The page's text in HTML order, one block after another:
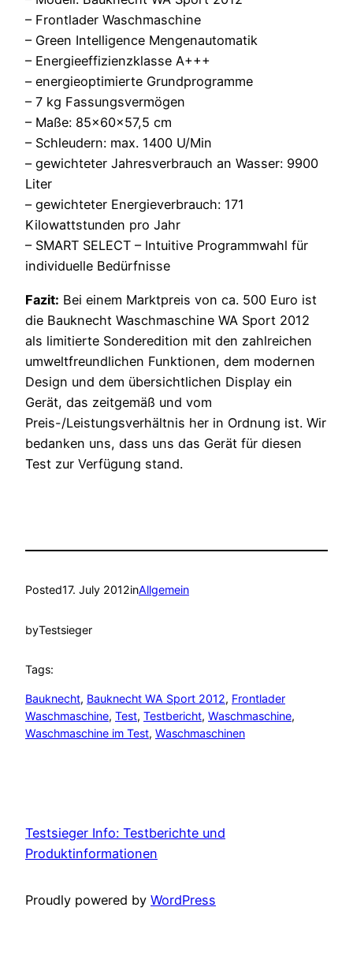
– Frontlader Waschmaschine
– Green Intelligence Mengenautomatik
– Energieeffizienzklasse A+++
– energieoptimierte Grundprogramme
– 7 kg Fassungsvermögen
– Maße: 85×60×57,5 cm
– Schleudern: max. 1400 U/Min
– gewichteter Jahresverbrauch an Wasser: 9900
Liter
– gewichteter Energieverbrauch: 171
Kilowattstunden pro Jahr
– SMART SELECT – Intuitive Programmwahl für
individuelle Bedürfnisse
Fazit: Bei einem Marktpreis von ca. 500 Euro ist
die Bauknecht Waschmaschine WA Sport 2012
als limitierte Sonderedition mit den zahlreichen
umweltfreundlichen Funktionen, dem modernen
Design und dem übersichtlichen Display ein
Gerät, das zeitgemäß und vom
Preis-/Leistungsverhältnis her in Ordnung ist. Wir
bedanken uns, dass uns das Gerät für diesen
Test zur Verfügung stand.
Posted17. July 2012inAllgemein
byTestsieger
Tags:
Bauknecht, Bauknecht WA Sport 2012, Frontlader
Waschmaschine, Test, Testbericht, Waschmaschine
Waschmaschine im Test, Waschmaschinen
Testsieger Info: Testberichte und
Produktinformationen
Proudly powered by WordPress